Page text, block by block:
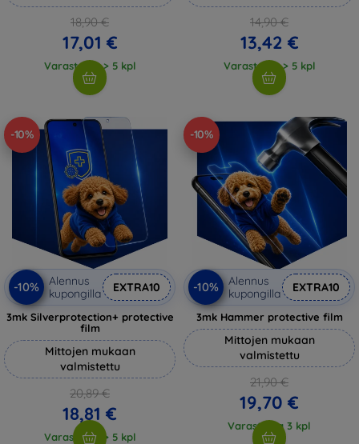
18,90 €
17,01 €
Varastossa > 5 kpl
14,90 €
13,42 €
Varastossa > 5 kpl
-10%
-10%
Alennus
kupongilla
EXTRA10
3mk Silverprotection+ protective
film
Mittojen mukaan
valmistettu
20,89 €
18,81 €
Varastossa > 5 kpl
-10%
-10%
Alennus
kupongilla
EXTRA10
3mk Hammer protective film
Mittojen mukaan
valmistettu
21,90 €
19,70 €
Varastossa 3 kpl